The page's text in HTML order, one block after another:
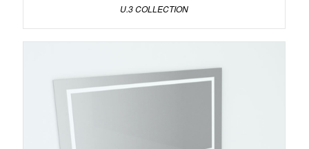
U.3 COLLECTION